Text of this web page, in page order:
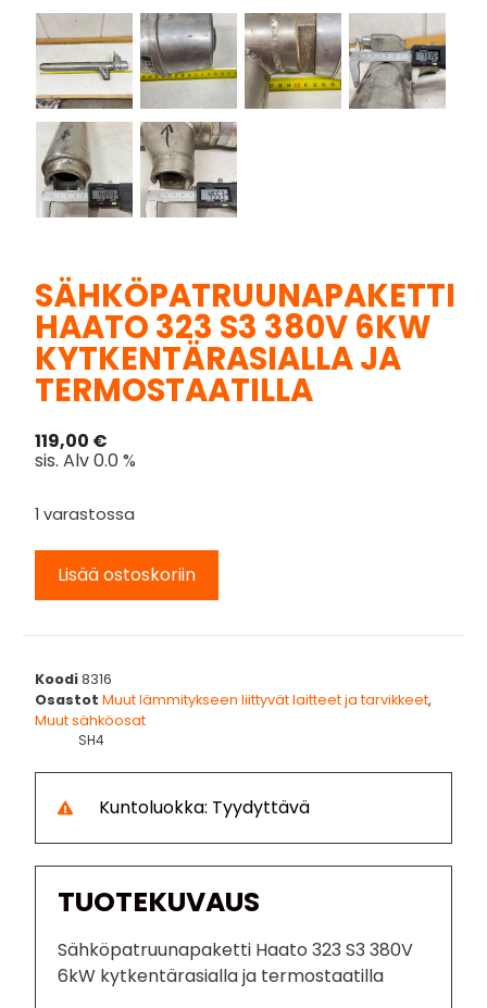
SÄHKÖPATRUUNAPAKETTI
HAATO 323 S3 380V 6KW
KYTKENTÄRASIALLA JA
TERMOSTAATILLA
119,00 €
sis. Alv 0.0 %
1 varastossa
Lisää ostoskoriin
Koodi8316
Osastot Muut lämmitykseen liittyvät laitteet ja tarvikkeet,
Muut sähköosat
SH4
Kuntoluokka: Tyydyttävä
TUOTEKUVAUS
Sähköpatruunapaketti Haato 323 S3 380V
6kW kytkentärasialla ja termostaatilla